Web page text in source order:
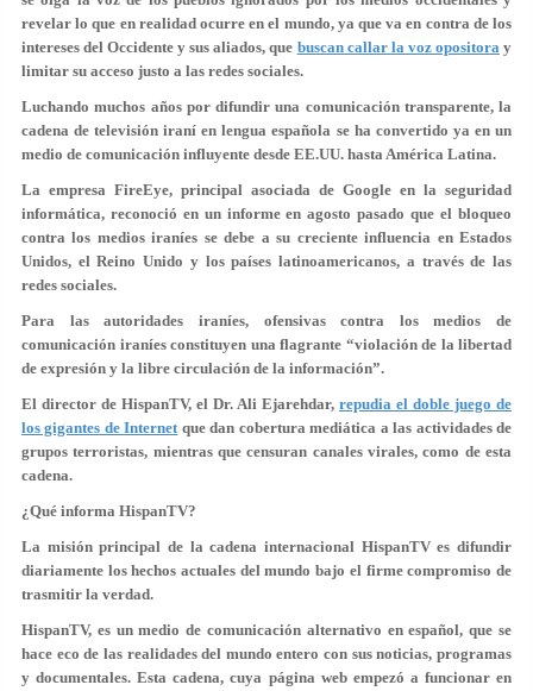
revelar lo que en realidad ocurre en el mundo, ya que va en contra de los
intereses del Occidente y sus aliados, que buscan callar la voz opositoray
limitar su acceso justo a las redes sociales.
Luchando muchos años por difundir una comunicación transparente, la
cadena de televisión iraní en lengua española se ha convertido ya en un
medio de comunicación influyente desde EE.UU. hasta América Latina.
La empresa FireEye, principal asociada de Google en la seguridad
informática, reconoció en un informe en agosto pasado que el bloqueo
contra los medios iraníes se debe a su creciente influencia en Estados
Unidos, el Reino Unido y los países latinoamericanos, a través de las
redes sociales.
Para las autoridades iraníes, ofensivas contra los medios de
comunicación iraníes constituyen una flagrante “violación de la libertad
de expresión y la libre circulación de la información”.
El director de HispanTV, el Dr. Ali Ejarehdar, repudia el doble juego de
los gigantes de Internetque dan cobertura mediática a las actividades de
grupos terroristas, mientras que censuran canales virales, como de esta
cadena.
¿Qué informa HispanTV?
La misión principal de la cadena internacional HispanTV es difundir
diariamente los hechos actuales del mundo bajo el firme compromiso de
trasmitir la verdad.
HispanTV, es un medio de comunicación alternativo en español, que se
hace eco de las realidades del mundo entero con sus noticias, programas
y documentales. Esta cadena, cuya página web empezó a funcionar en